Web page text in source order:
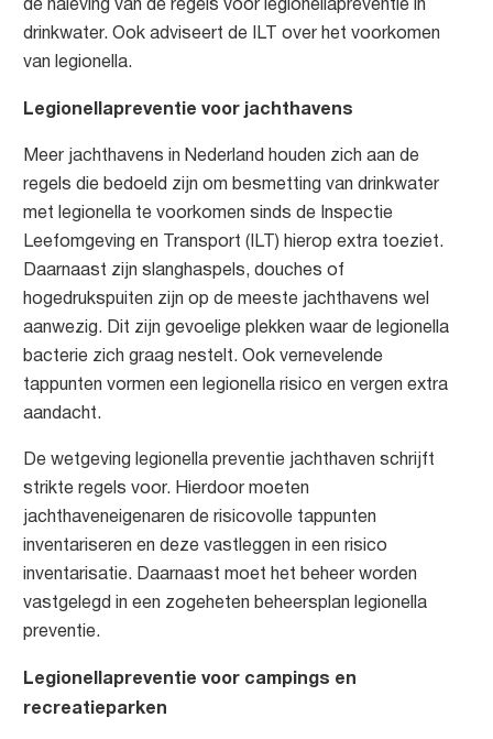
drinkwater. Ook adviseert de ILT over het voorkomen
van legionella.
Legionellapreventie voor jachthavens
Meer jachthavens in Nederland houden zich aan de
regels die bedoeld zijn om besmetting van drinkwater
met legionella te voorkomen sinds de Inspectie
Leefomgeving en Transport (ILT) hierop extra toeziet.
Daarnaast zijn slanghaspels, douches of
hogedrukspuiten zijn op de meeste jachthavens wel
aanwezig. Dit zijn gevoelige plekken waar de legionella
bacterie zich graag nestelt. Ook vernevelende
tappunten vormen een legionella risico en vergen extra
aandacht.
De wetgeving legionella preventie jachthaven schrijft
strikte regels voor. Hierdoor moeten
jachthaveneigenaren de risicovolle tappunten
inventariseren en deze vastleggen in een risico
inventarisatie. Daarnaast moet het beheer worden
vastgelegd in een zogeheten beheersplan legionella
preventie.
Legionellapreventie voor campings en
recreatieparken